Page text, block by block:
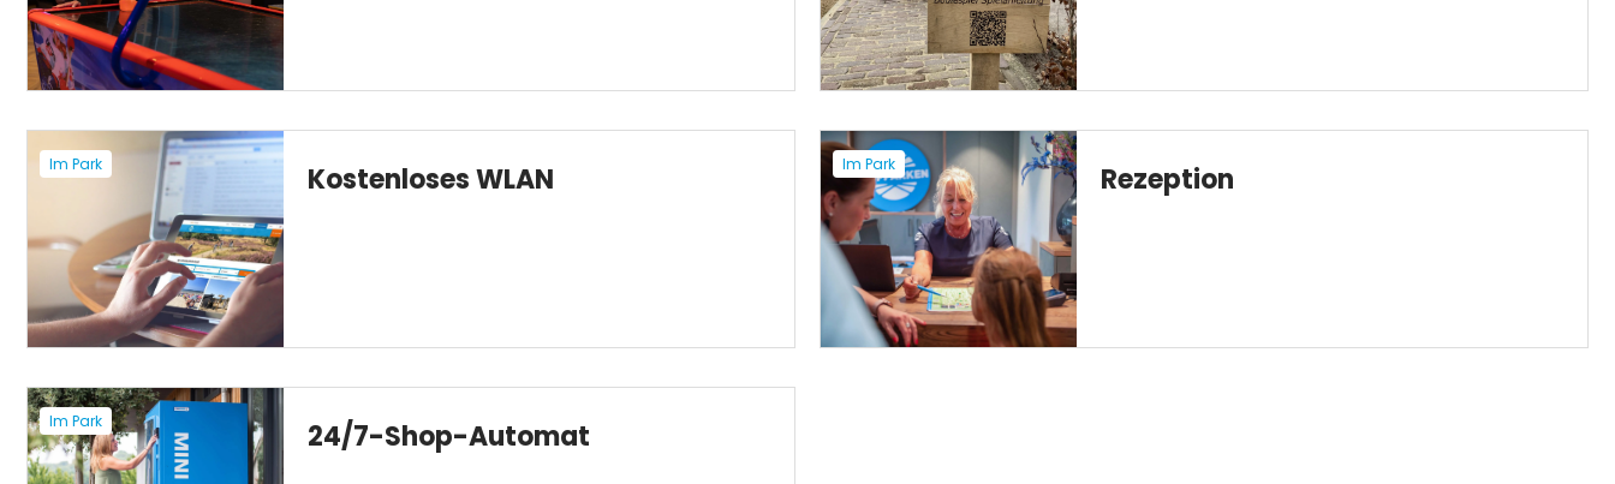
Im Park Kostenloses WLAN Im Park Rezeption
Im Park 24/7-Shop-Automat